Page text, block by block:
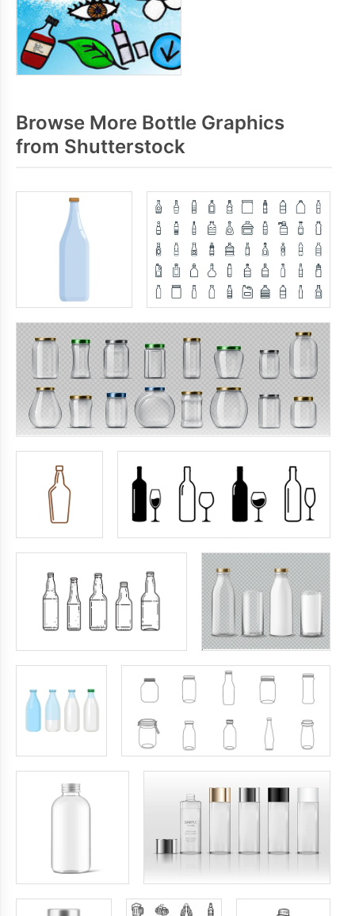
Browse More Bottle Graphics
from Shutterstock